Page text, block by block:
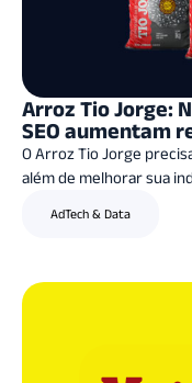
Arroz Tio Jorge:
SEO aumentam
O Arroz Tio Jorge
além de melhorar sua
AdTech & Data